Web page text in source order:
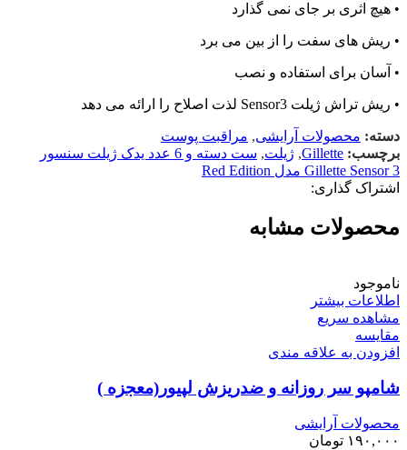
• هیچ اثری بر جای نمی گذارد
• ریش های سفت را از بین می برد
• آسان برای استفاده و نصب
• ریش تراش ژیلت Sensor3 لذت اصلاح را ارائه می دهد
دسته: محصولات آرایشی, مراقبت پوست
برچسب: Gillette
, ژیلت,
ست دسته و 6 عدد یدک ژیلت سنسور
Gillette Sensor 3 مدل Red Edition
اشتراک گذاری:
محصولات مشابه
ناموجود
اطلاعات بیشتر
مشاهده سریع
مقایسه
افزودن به علاقه مندی
شامپو سر روزانه و ضدریزش لپیور(معجزه )
محصولات آرایشی
۱۹۰,۰۰۰ تومان